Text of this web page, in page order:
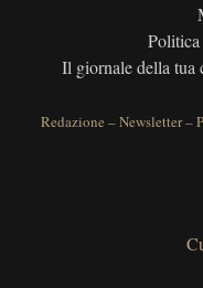
Il giornale della tua
Redazione –Newsletter–